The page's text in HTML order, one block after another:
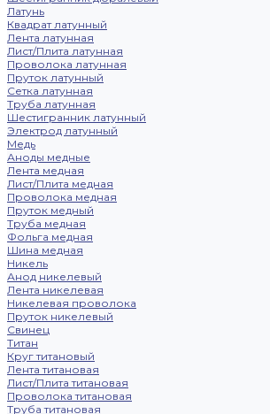
Латунь
Квадрат латунный
Лента латунная
Лист/Плита латунная
Проволока латунная
Пруток латунный
Сетка латунная
Труба латунная
Шестигранник латунный
Электрод латунный
Медь
Аноды медные
Лента медная
Лист/Плита медная
Проволока медная
Пруток медный
Труба медная
Фольга медная
Шина медная
Никель
Анод никелевый
Лента никелевая
Никелевая проволока
Пруток никелевый
Свинец
Титан
Круг титановый
Лента титановая
Лист/Плита титановая
Проволока титановая
Труба титановая